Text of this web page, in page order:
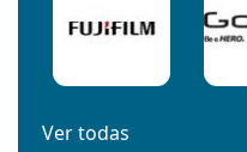
Ver todas